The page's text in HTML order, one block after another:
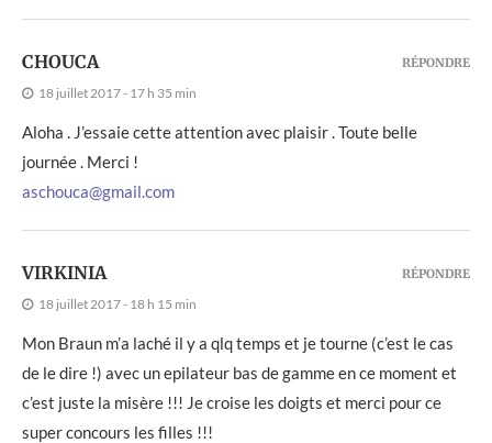
CHOUCA
18 juillet 2017 - 17 h 35 min
Aloha . J’essaie cette attention avec plaisir . Toute belle
journée . Merci !
aschouca@gmail.com
RÉPONDRE
VIRKINIA
18 juillet 2017 - 18 h 15 min
Mon Braun m’a laché il y a qlq temps et je tourne (c’est le cas
de le dire !) avec un epilateur bas de gamme en ce moment et
c’est juste la misère !!! Je croise les doigts et merci pour ce
super concours les filles !!!
RÉPONDRE